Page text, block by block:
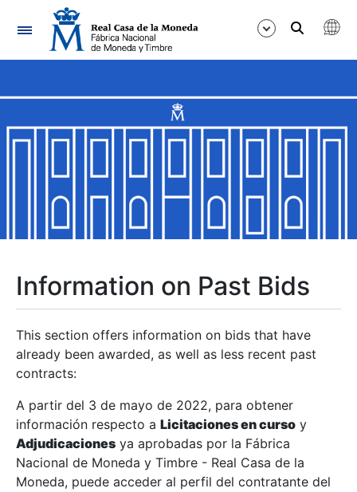
Navigation
Show/Hide
Show/Hide
Show/Hide
Show/Hide
Show/Hide
Information on Past Bids
This section offers information on bids that have
already been awarded, as well as less recent past
contracts:
A partir del 3 de mayo de 2022, para obtener
información respecto a Licitaciones en curso y
Adjudicaciones ya aprobadas por la Fábrica
Nacional de Moneda y Timbre - Real Casa de la
Moneda, puede acceder al perfil del contratante del